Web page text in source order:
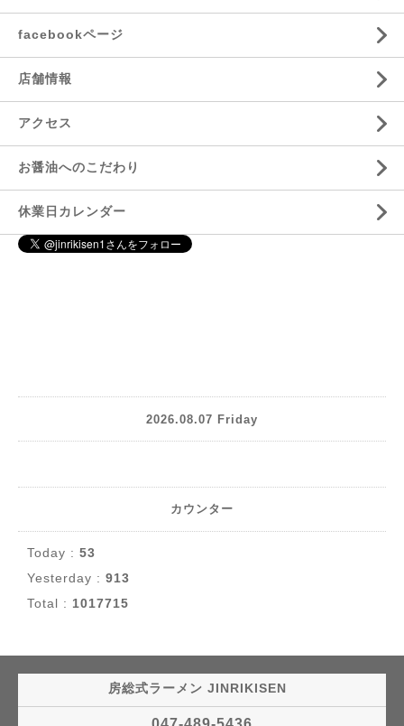
facebookページ
店舗情報
アクセス
お醤油へのこだわり
休業日カレンダー
2026.08.07 Friday
カウンター
Today : 53
Yesterday : 913
Total : 1017715
房総式ラーメン JINRIKISEN